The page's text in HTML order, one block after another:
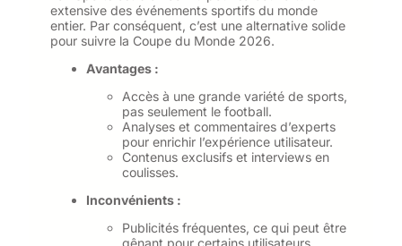
extensive des événements sportifs du monde
entier. Par conséquent, c’est une alternative solide
pour suivre la Coupe du Monde 2026.
Avantages :
Accès à une grande variété de sports,
pas seulement le football.
Analyses et commentaires d’experts
pour enrichir l’expérience utilisateur.
Contenus exclusifs et interviews en
coulisses.
Inconvénients :
Publicités fréquentes, ce qui peut être